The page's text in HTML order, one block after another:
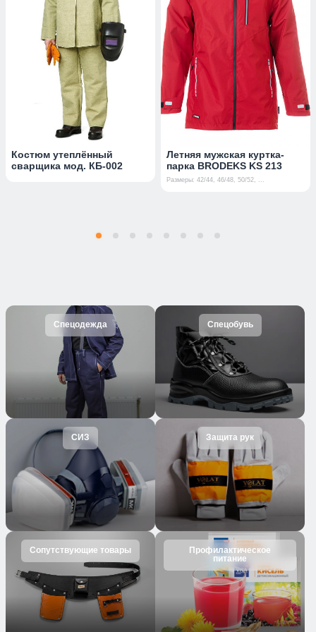
Костюм утеплённый
сварщика мод. КБ-002
Летняя мужская куртка-
парка BRODEKS KS 213
Размеры: 42/44, 46/48, 50/52, ...
Спецодежда Спецобувь
СИЗ Защита рук
Сопутствующие товары
Профилактическое
питание